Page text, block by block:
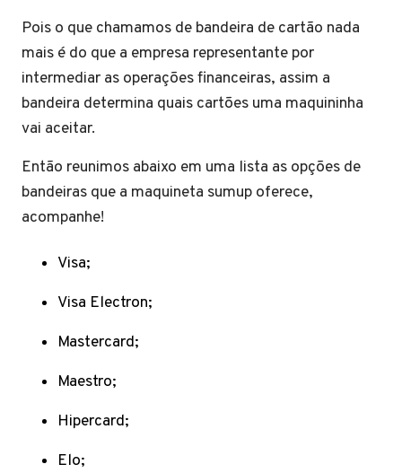
Pois o que chamamos de bandeira de cartão nada
mais é do que a empresa representante por
intermediar as operações financeiras, assim a
bandeira determina quais cartões uma maquininha
vai aceitar.
Então reunimos abaixo em uma lista as opções de
bandeiras que a maquineta sumup oferece,
acompanhe!
Visa;
Visa Electron;
Mastercard;
Maestro;
Hipercard;
Elo;